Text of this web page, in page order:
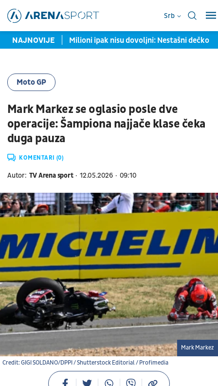
Srb
NAJNOVIJE
za Milano Milioni ipak nisu dovoljni: Nestašni dečko
Moto GP
Mark Markez se oglasio posle dve
operacije: Šampiona najjače klase čeka
duga pauza
KOMENTARI (0)
Autor: TV Arena sport 12.05.2026 09:10
Credit: GIGI SOLDANO/DPPI / Shutterstock Editorial / Profimedia
Mark Markez